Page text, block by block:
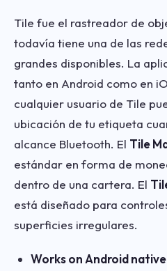
Tile fue el rastreador de
todavía tiene una de las
grandes disponibles. La
tanto en Android como en
cualquier usuario de Tile
ubicación de tu etiqueta
alcance Bluetooth. El Tile
estándar en forma de
dentro de una cartera. El
está diseñado para
superficies irregulares.
Works on Android